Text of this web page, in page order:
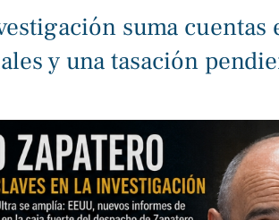
suma
y una tasación